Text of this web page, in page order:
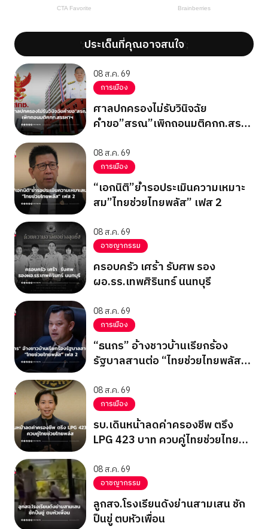
';ประเด็นที่คุณอาจสนใจ';
08 ส.ค. 69
การเมือง
ศาลปกครองไม่รับวินิจฉัย
คำขอ”สรณ”เพิกถอนมติคกก.สรร
08 ส.ค. 69
การเมือง
“เอกนิติ”ย้ำรอประเมินความเหมาะ
สม”ไทยช่วยไทยพลัส” เฟส 2
08 ส.ค. 69
อาชญากรรม
ครอบครัว เศร้า รับศพ รอง
ผอ.รร.เทพศิรินทร์ นนทบุรี
08 ส.ค. 69
การเมือง
“ธนกร” อ้างชาวบ้านเรียกร้อง
รัฐบาลสานต่อ “ไทยช่วยไทยพลัส”
08 ส.ค. 69
การเมือง
รบ.เดินหน้าลดค่าครองชีพ ตรึง
LPG 423 บาท ควบคู่ไทยช่วยไทย
08 ส.ค. 69
อาชญากรรม
ลูกสจ.โรงเรียนดังย่านสามเสน ชัก
ปืนขู่ ตบหัวเพื่อน